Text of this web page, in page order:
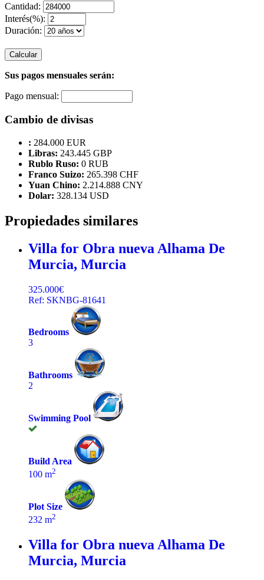
Cantidad:
Interés(%):
Duración:
Calcular
Sus pagos mensuales serán:
Pago mensual:
Cambio de divisas
: 284.000 EUR
Libras: 243.445 GBP
Rublo Ruso: 0 RUB
Franco Suizo: 265.398 CHF
Yuan Chino: 2.214.888 CNY
Dolar: 328.134 USD
Propiedades similares
Villa for Obra nueva Alhama De
Murcia, Murcia
325.000€
Ref: SKNBG-81641
Bedrooms
3
Bathrooms
2
Swimming Pool
Build Area
100 m2
Plot Size
232 m2
Villa for Obra nuevaAlhama De
Murcia, Murcia